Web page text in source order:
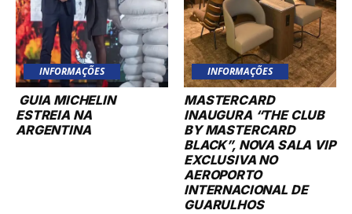
INFORMAÇÕES
GUIA MICHELIN
ESTREIA NA
ARGENTINA
INFORMAÇÕES
MASTERCARD
INAUGURA “THE CLUB
BY MASTERCARD
BLACK”, NOVA SALA VIP
EXCLUSIVA NO
AEROPORTO
INTERNACIONAL DE
GUARULHOS